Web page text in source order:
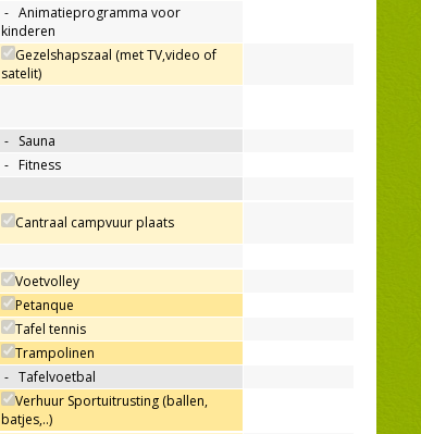
- Animatieprogramma voor
kinderen
Gezelshapszaal (met TV,video of
satelit)
- Sauna
- Fitness
Cantraal campvuur plaats
Voetvolley
Petanque
Tafel tennis
Trampolinen
- Tafelvoetbal
Verhuur Sportuitrusting (ballen,
batjes,..)